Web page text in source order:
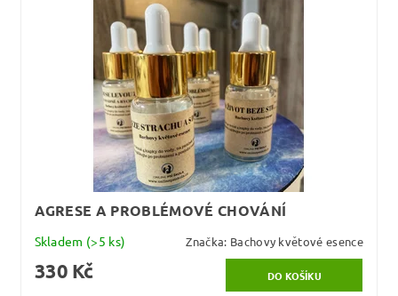
AGRESE A PROBLÉMOVÉ CHOVÁNÍ
Skladem (>5 ks) Značka: Bachovy květové esence
330 Kč